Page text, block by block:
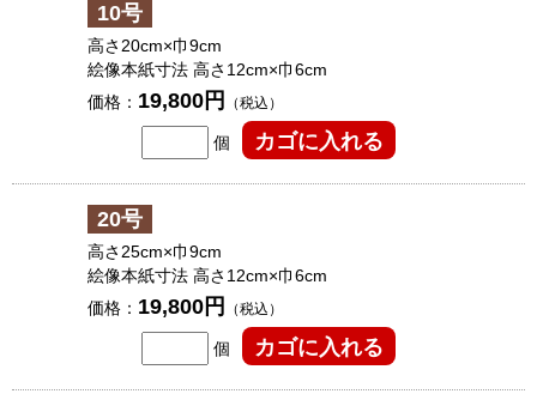
10号
高さ20cm×巾9cm
絵像本紙寸法 高さ12cm×巾6cm
価格： 19,800円 （税込）
個
20号
高さ25cm×巾9cm
絵像本紙寸法 高さ12cm×巾6cm
価格： 19,800円 （税込）
個